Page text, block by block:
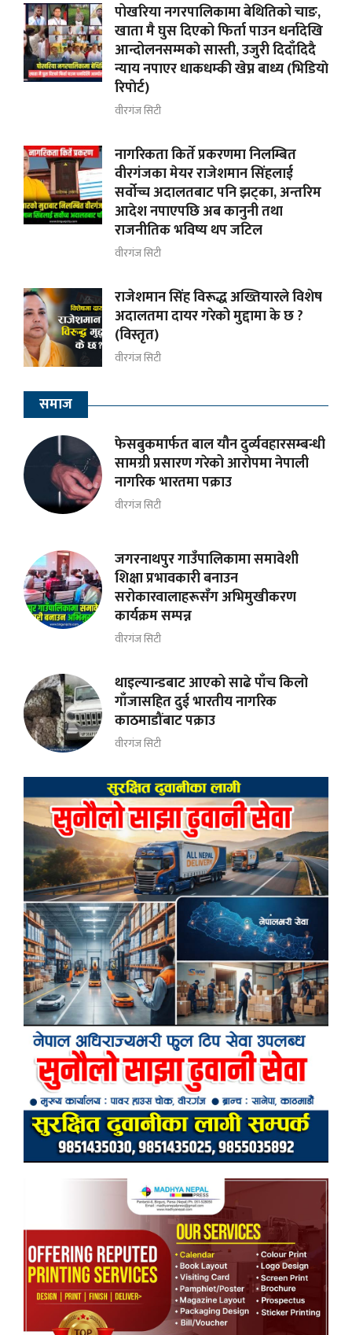
पोखरिया नगरपालिकामा बेथितिको चाङ,
खाता मै घुस दिएको फिर्ता पाउन धर्नादेखि
आन्दोलनसम्मकाे सास्ती, उजुरी दिदाँदिदै
न्याय नपाएर धाकधम्की खेप्न बाध्य (भिडियाे
रिपाेर्ट)
वीरगंज सिटी
नागरिकता किर्ते प्रकरणमा निलम्बित
वीरगंजका मेयर राजेशमान सिंहलाई
सर्वोच्च अदालतबाट पनि झट्का, अन्तरिम
आदेश नपाएपछि अब कानुनी तथा
राजनीतिक भविष्य थप जटिल
वीरगंज सिटी
राजेशमान सिंह विरूद्ध अख्तियारले विशेष
अदालतमा दायर गरेको मुद्दामा के छ ?
(विस्तृत)
वीरगंज सिटी
समाज
फेसबुकमार्फत बाल यौन दुर्व्यवहारसम्बन्धी
सामग्री प्रसारण गरेको आरोपमा नेपाली
नागरिक भारतमा पक्राउ
वीरगंज सिटी
जगरनाथपुर गाउँपालिकामा समावेशी
शिक्षा प्रभावकारी बनाउन
सरोकारवालाहरूसँग अभिमुखीकरण
कार्यक्रम सम्पन्न
वीरगंज सिटी
थाइल्यान्डबाट आएको साढे पाँच किलो
गाँजासहित दुई भारतीय नागरिक
काठमाडौंबाट पक्राउ
वीरगंज सिटी